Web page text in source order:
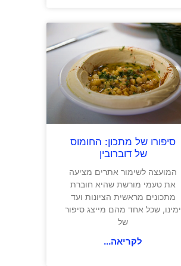
סיפורו של מתכון: החומוס
של דוברובין
המועצה לשימור אתרים מציעה
את טעמי מורשת שהיא חוברת
מתכונים מראשית הציונות ועד
ימינו, שכל אחד מהם מייצג סיפור
של
לקריאה...